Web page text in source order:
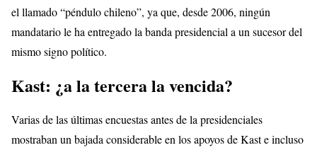
el llamado “péndulo chileno”, ya que, desde 2006, ningún
mandatario le ha entregado la banda presidencial a un sucesor del
mismo signo político.
Kast: ¿a la tercera la vencida?
Varias de las últimas encuestas antes de la presidenciales
mostraban un bajada considerable en los apoyos de Kast e incluso